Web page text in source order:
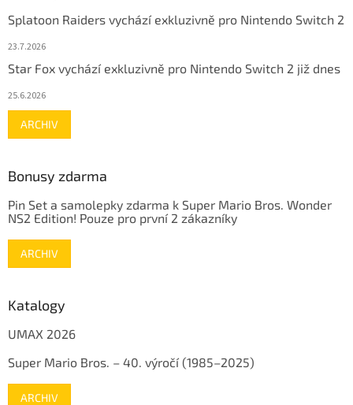
Splatoon Raiders vychází exkluzivně pro Nintendo Switch 2
23.7.2026
Star Fox vychází exkluzivně pro Nintendo Switch 2 již dnes
25.6.2026
ARCHIV
Bonusy zdarma
Pin Set a samolepky zdarma k Super Mario Bros. Wonder
NS2 Edition! Pouze pro první 2 zákazníky
ARCHIV
Katalogy
UMAX 2026
Super Mario Bros. – 40. výročí (1985–2025)
ARCHIV